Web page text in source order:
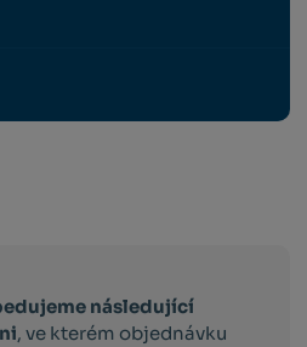
následující
, ve kterém objednávku